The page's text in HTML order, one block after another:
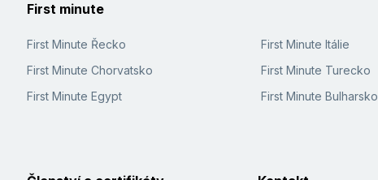
First minute
First Minute Řecko
First Minute Chorvatsko
First Minute Egypt
First Minute Itálie
First Minute Turecko
First Minute Bulharsko